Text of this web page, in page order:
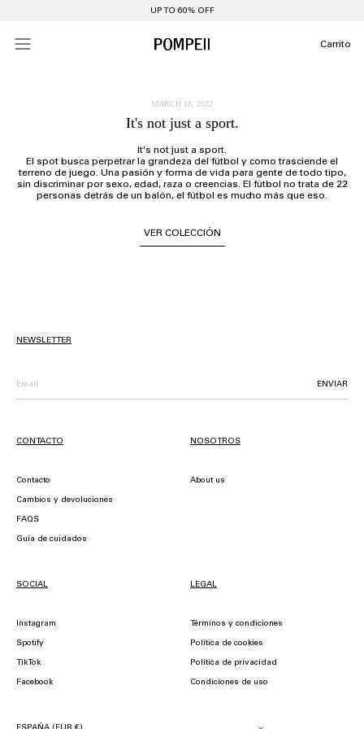
UP TO 60% OFF
Carrito
MARCH 18, 2022
It's not just a sport.
It's not just a sport.
El spot busca perpetrar la grandeza del fútbol y como trasciende el
terreno de juego. Una pasión y forma de vida para gente de todo tipo,
sin discriminar por sexo, edad, raza o creencias. El fútbol no trata de 22
personas detrás de un balón, el fútbol es mucho más que eso.
VER COLECCIÓN
NEWSLETTER
ENVIAR
CONTACTO
Contacto
Cambios y devoluciones
FAQS
Guía de cuidados
NOSOTROS
About us
SOCIAL
Instagram
Spotify
TikTok
Facebook
LEGAL
Términos y condiciones
Política de cookies
Política de privacidad
Condiciones de uso